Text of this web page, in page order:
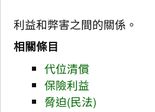
利益和弊害之間的關係。
相關條目
代位清償
保險利益
脅迫(民法)